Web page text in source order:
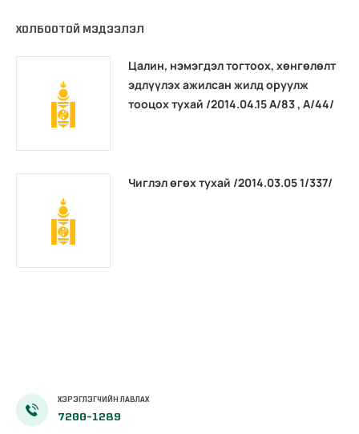
ХОЛБООТОЙ МЭДЭЭЛЭЛ
Цалин, нэмэгдэл тогтоох, хөнгөлөлт
эдлүүлэх ажилсан жилд оруулж
тооцох тухай /2014.04.15 А/83 , А/44/
Чиглэл өгөх тухай /2014.03.05 1/337/
ХЭРЭГЛЭГЧИЙН ЛАВЛАХ
7200-1289